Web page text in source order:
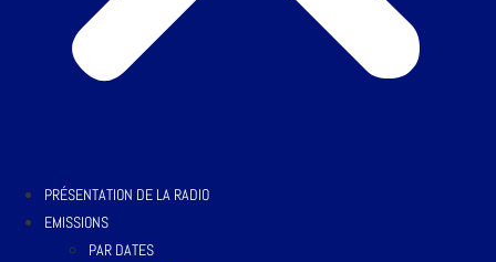
PRÉSENTATION DE LA RADIO
EMISSIONS
PAR DATES